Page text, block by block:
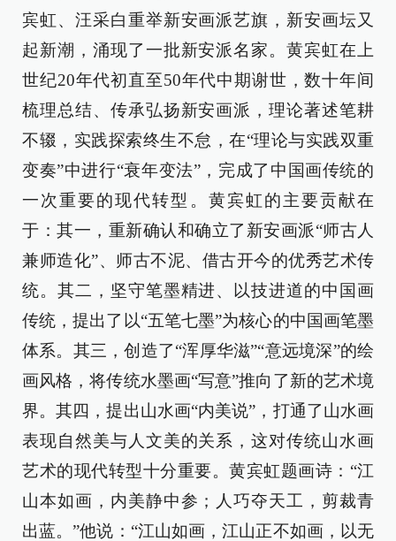
宾虹、汪采白重举新安画派艺旗，新安画坛又
起新潮，涌现了一批新安派名家。黄宾虹在上
世纪20年代初直至50年代中期谢世，数十年间
梳理总结、传承弘扬新安画派，理论著述笔耕
不辍，实践探索终生不怠，在“理论与实践双重
变奏”中进行“衰年变法”，完成了中国画传统的
一次重要的现代转型。黄宾虹的主要贡献在
于：其一，重新确认和确立了新安画派“师古人
兼师造化”、师古不泥、借古开今的优秀艺术传
统。其二，坚守笔墨精进、以技进道的中国画
传统，提出了以“五笔七墨”为核心的中国画笔墨
体系。其三，创造了“浑厚华滋”“意远境深”的绘
画风格，将传统水墨画“写意”推向了新的艺术境
界。其四，提出山水画“内美说”，打通了山水画
表现自然美与人文美的关系，这对传统山水画
艺术的现代转型十分重要。黄宾虹题画诗：“江
山本如画，内美静中参；人巧夺天工，剪裁青
出蓝。”他说：“江山如画，江山正不如画，以无